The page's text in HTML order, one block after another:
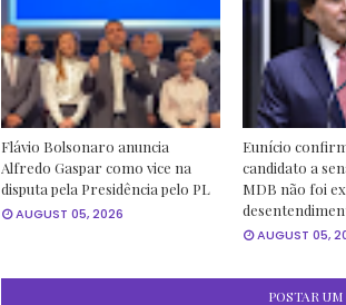
Flávio Bolsonaro anuncia
Alfredo Gaspar como vice na
disputa pela Presidência pelo PL
AUGUST 05, 2026
Eunício
candidato a
MDB não foi
AUGUST 05,
POSTAR